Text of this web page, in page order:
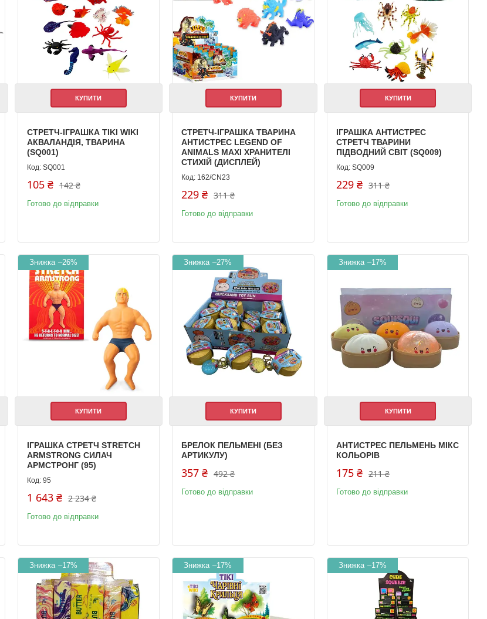
КУПИТИ
СТРЕТЧ-ІГРАШКА TIKI WIKI
АКВАЛАНДІЯ, ТВАРИНА
(SQ001)
SQ001
142 ₴
105 ₴
Готово до відправки
КУПИТИ
СТРЕТЧ-ІГРАШКА ТВАРИНА
АНТИСТРЕС LEGEND OF
ANIMALS MAXI ХРАНИТЕЛІ
СТИХІЙ (ДИСПЛЕЙ)
162/CN23
311 ₴
229 ₴
Готово до відправки
КУПИТИ
ІГРАШКА АНТИСТРЕС
СТРЕТЧ ТВАРИНИ
ПІДВОДНИЙ СВІТ (SQ009)
SQ009
311 ₴
229 ₴
Готово до відправки
–26%
КУПИТИ
ІГРАШКА СТРЕТЧ STRETCH
ARMSTRONG СИЛАЧ
АРМСТРОНГ (95)
95
2 234 ₴
1 643 ₴
Готово до відправки
–27%
КУПИТИ
БРЕЛОК ПЕЛЬМЕНІ (БЕЗ
АРТИКУЛУ)
492 ₴
357 ₴
Готово до відправки
–17%
КУПИТИ
АНТИСТРЕС ПЕЛЬМЕНЬ МІКС
КОЛЬОРІВ
211 ₴
175 ₴
Готово до відправки
–17% –17% –17%